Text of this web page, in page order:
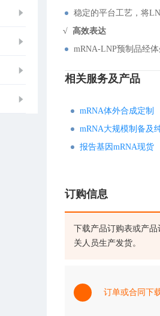
稳定的平台工艺，将
√ 高效表达
mRNA-LNP预制品经
相关服务及产品
mRNA体外合成定制
mRNA大规模制备及
报告基因mRNA现货
订购信息
下载产品订购表或产
关人员生产发货。
订单或合同下